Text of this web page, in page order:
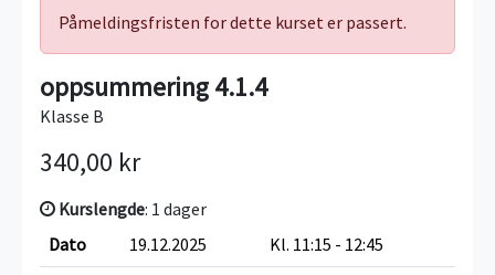
Påmeldingsfristen for dette kurset er passert.
oppsummering 4.1.4
Klasse B
340,00 kr
Kurslengde: 1 dager
Dato
19.12.2025 Kl. 11:15 - 12:45